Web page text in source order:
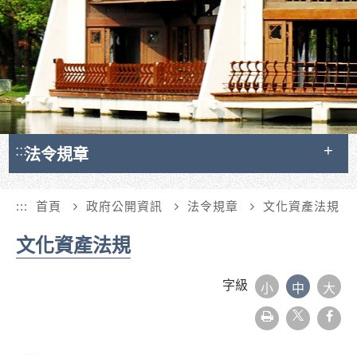
:::法令規章
::: 首頁 政府公開資訊 法令規章 文化資產法規
文化資產法規
字級 小 中 大
友
善